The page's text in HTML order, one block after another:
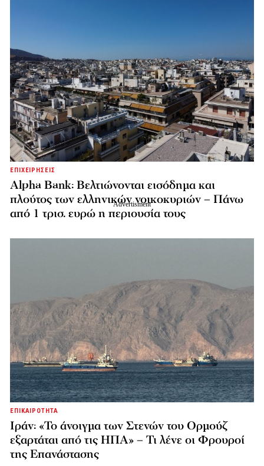
ΕΠΙΧΕΙΡΗΣΕΙΣ
Alpha Bank: Βελτιώνονται εισόδημα και
πλούτος των ελληνικών νοικοκυριών – Πάνω
από 1 τρισ. ευρώ η περιουσία τους
ΕΠΙΚΑΙΡΟΤΗΤΑ
Ιράν: «Το άνοιγμα των Στενών του Ορμούζ
εξαρτάται από τις ΗΠΑ» – Τι λένε οι Φρουροί
της Επανάστασης